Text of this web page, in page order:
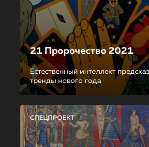
21 Пророчество 2021
Естественный интеллект
тренды нового года
СПЕЦПРОЕКТ